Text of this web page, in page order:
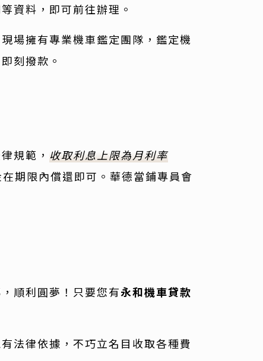
資料，即可前往辦理。
場擁有專業機車鑑定團隊，鑑定機
刻撥款。
規範， 收取利息上限為月利率
期限內償還即可。華德當鋪專員會
順利圓夢！只要您有永和機車貸款
法律依據，不巧立名目收取各種費